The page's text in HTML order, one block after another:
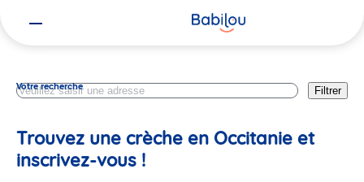
Votre recherche Filtrer
Trouvez une crèche en Occitanie et
inscrivez-vous !